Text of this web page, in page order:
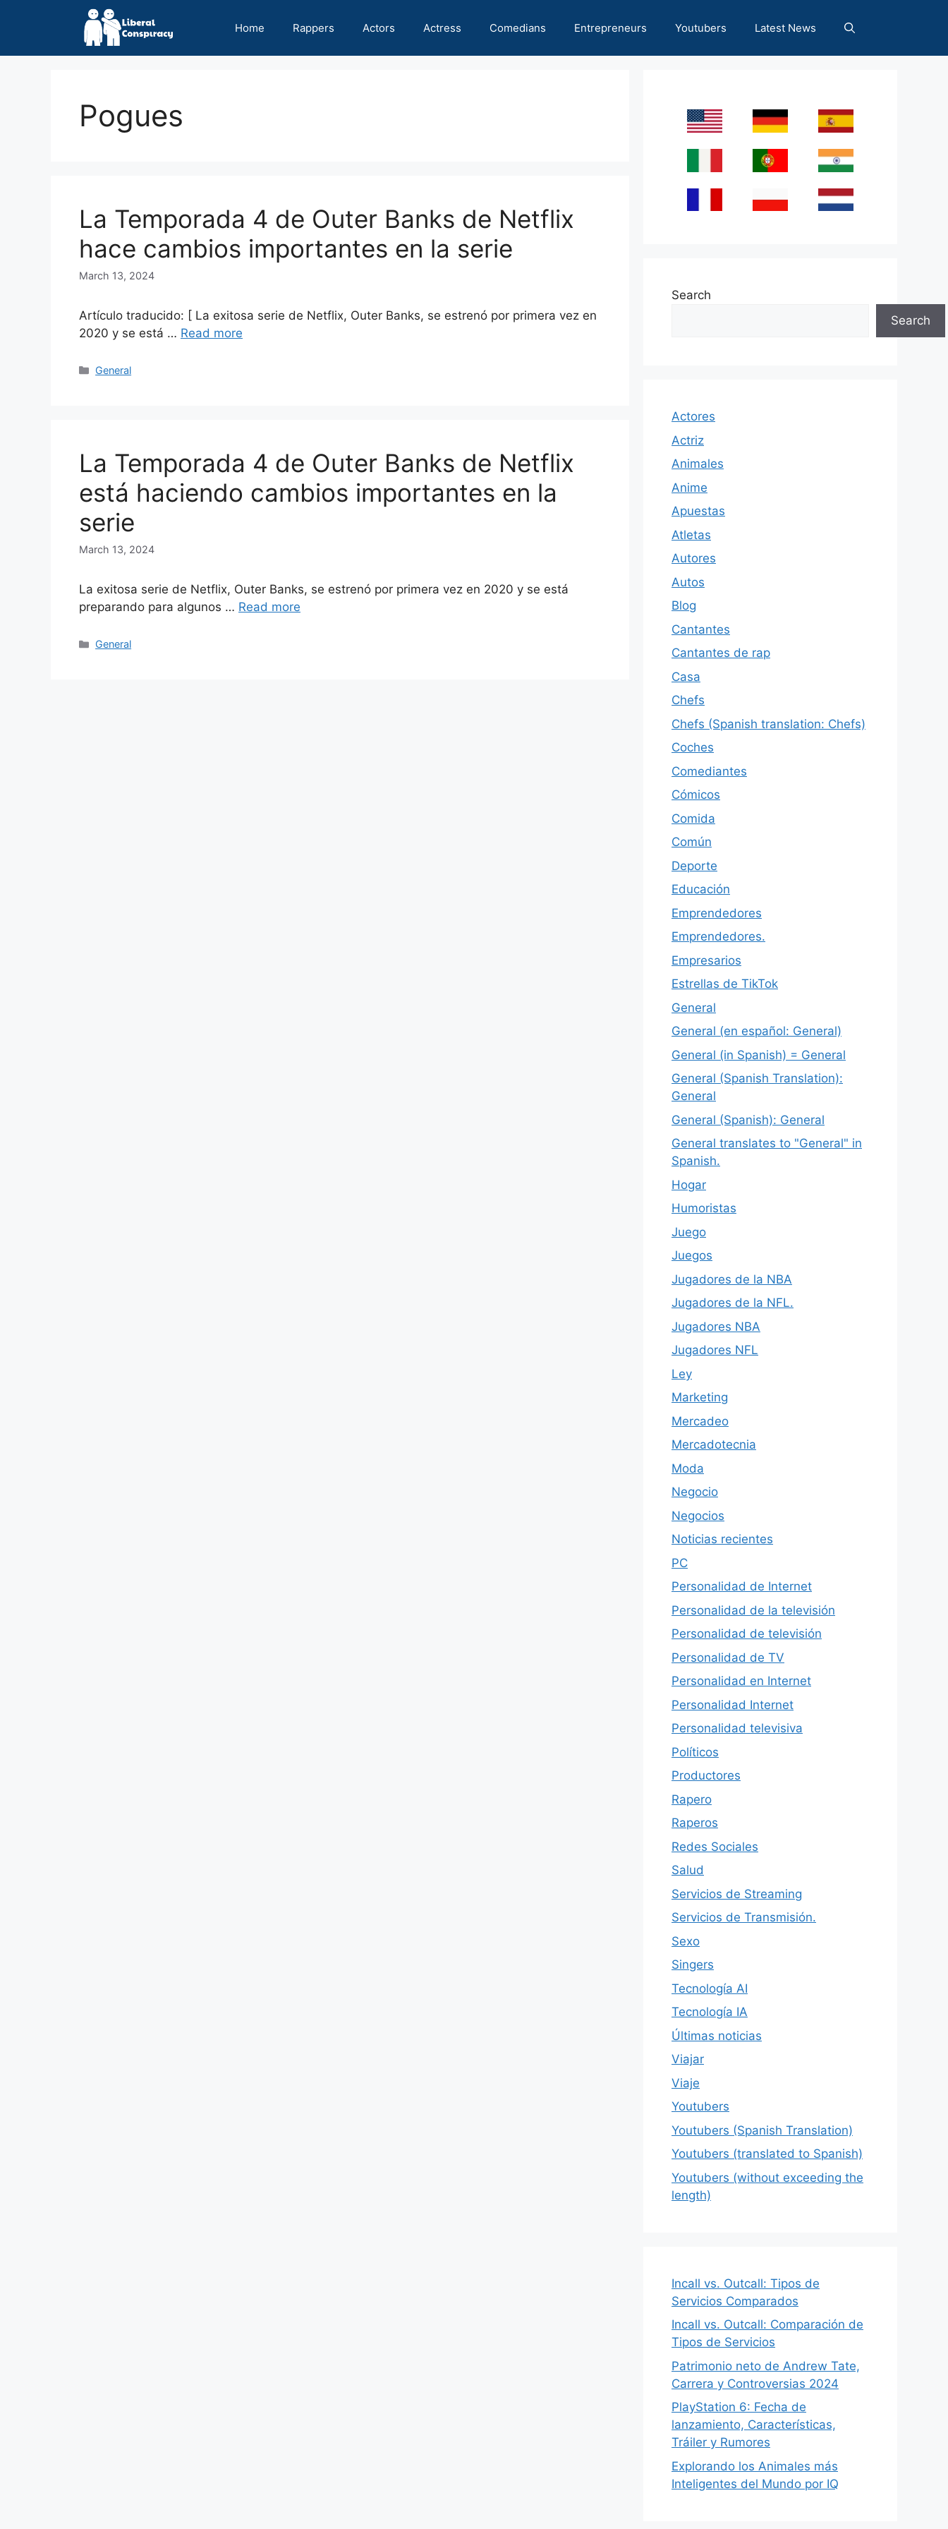
Home Rappers Actors Actress Comedians Entrepreneurs Youtubers Latest News
Pogues
La Temporada 4 de Outer Banks de Netflix
hace cambios importantes en la serie
March 13, 2024
Artículo traducido: [ La exitosa serie de Netflix, Outer Banks, se estrenó por primera vez en
2020 y se está … Read more
Categories
General
La Temporada 4 de Outer Banks de Netflix
está haciendo cambios importantes en la
serie
March 13, 2024
La exitosa serie de Netflix, Outer Banks, se estrenó por primera vez en 2020 y se está
preparando para algunos … Read more
Categories
General
Search
Search
Actores
Actriz
Animales
Anime
Apuestas
Atletas
Autores
Autos
Blog
Cantantes
Cantantes de rap
Casa
Chefs
Chefs (Spanish translation: Chefs)
Coches
Comediantes
Cómicos
Comida
Común
Deporte
Educación
Emprendedores
Emprendedores.
Empresarios
Estrellas de TikTok
General
General (en español: General)
General (in Spanish) = General
General (Spanish Translation):
General
General (Spanish): General
General translates to "General" in
Spanish.
Hogar
Humoristas
Juego
Juegos
Jugadores de la NBA
Jugadores de la NFL.
Jugadores NBA
Jugadores NFL
Ley
Marketing
Mercadeo
Mercadotecnia
Moda
Negocio
Negocios
Noticias recientes
PC
Personalidad de Internet
Personalidad de la televisión
Personalidad de televisión
Personalidad de TV
Personalidad en Internet
Personalidad Internet
Personalidad televisiva
Políticos
Productores
Rapero
Raperos
Redes Sociales
Salud
Servicios de Streaming
Servicios de Transmisión.
Sexo
Singers
Tecnología AI
Tecnología IA
Últimas noticias
Viajar
Viaje
Youtubers
Youtubers (Spanish Translation)
Youtubers (translated to Spanish)
Youtubers (without exceeding the
length)
Incall vs. Outcall: Tipos de
Servicios Comparados
Incall vs. Outcall: Comparación de
Tipos de Servicios
Patrimonio neto de Andrew Tate,
Carrera y Controversias 2024
PlayStation 6: Fecha de
lanzamiento, Características,
Tráiler y Rumores
Explorando los Animales más
Inteligentes del Mundo por IQ